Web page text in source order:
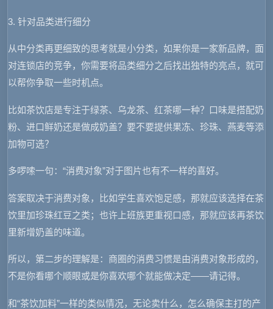
3. 针对品类进行细分
从中分类再更细致的思考就是小分类，如果你是一家新品牌，面
对连锁店的竞争，你需要将品类细分之后找出独特的亮点，就可
以帮你争取一些时机点。
比如茶饮店是专注于绿茶、乌龙茶、红茶哪一种？口味是搭配奶
粉、进口鲜奶还是做成奶盖？要不要提供果冻、珍珠、燕麦等添
加物可选？
多啰嗦一句：“消费对象”对于图片也有不一样的喜好。
答案取决于消费对象，比如学生喜欢饱足感，那就应该选择在茶
饮里加珍珠红豆之类；也许上班族更重视口感，那就应该再茶饮
里新增奶盖的味道。
所以，第二步的理解是：商圈的消费习惯是由消费对象形成的，
不是你看哪个顺眼或是你喜欢哪个就能做决定——请记得。
和“茶饮加料”一样的类似情况，无论卖什么，怎么确保主打的产